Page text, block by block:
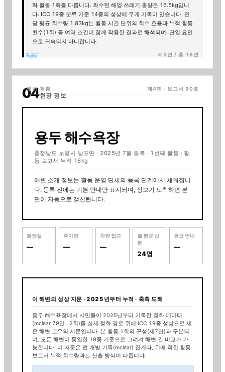
화 활동 1회를 다룹니다. 회수된 해양 쓰레기 총량은 16.5kg입니
다. ICC 19종 분류 기준 14종의 성상에 무게 기록이 있습니다. 인
당 평균 회수량 1.83kg는 활동 시간 단위의 회수 효율과 누적 활동
횟수(1 회) 등 여러 조건이 함께 작용한 결과로 해석되며, 단일 요인
으로 귀속되지 아니합니다.
제3면 / 총 16면
해변 현황 제4면 · 보고서 90호
현장 정보
용두 해수욕장
충청남도 보령시 남포면 · 2025년 7월 등록 · 1 번째 활동 · 활
동 보고서 누적 16kg
해변 소개 정보는 활동 운영 단체의 등록 단계에서 채워집니
다. 등록 전에는 기본 안내만 표시되며, 정보가 도착하면 본
면이 자동으로 갱신됩니다.
화장실
—
주차장
—
차량 접근
—
월 평균 방
문
24명
응급 안내
—
이 해변의 성상 지문 ·2025년부터 누적 · 축측 도해
용두 해수욕장에서 시민들이 2025년부터 기록한 정화 데이터
(mclear 79건 · 2회)를 실제 정화 경로 위에 ICC 19종 성상으로 세
운 해변 고유의 지문입니다. 본 활동 1회의 구성(제7면)과 구분되
며, 모든 해변이 동일한 19종 기준으로 그려져 해변 간 비교가 가
능합니다. 이 지문은 앱 개별 기록(mclear) 집계라, 위에 적힌 활동
보고서 누적 회수량과는 산출 방식이 다릅니다.